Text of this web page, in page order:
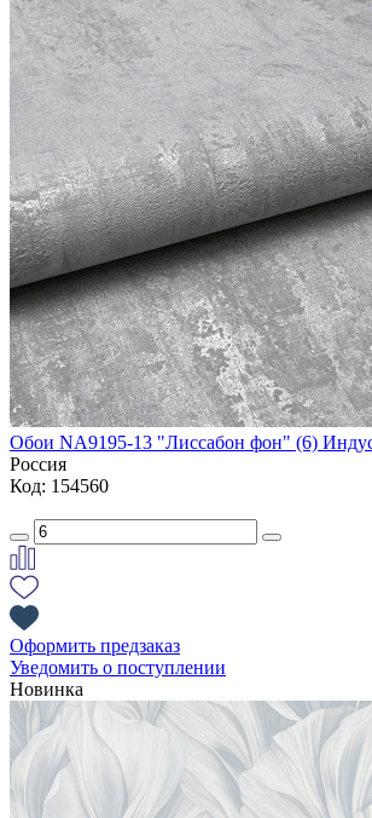
Обои NA9195-13 "Лиссабон фон" (6)
Россия
Код: 154560
Оформить предзаказ
Уведомить о поступлении
Новинка